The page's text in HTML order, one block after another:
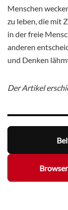
Menschen
zu leben, die mit
in der freie
anderen
und Denken
Der Artikel